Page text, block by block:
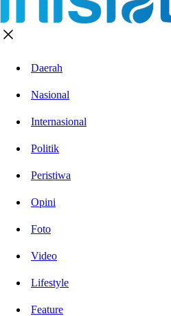
Daerah
Nasional
Internasional
Politik
Peristiwa
Opini
Foto
Video
Lifestyle
Feature